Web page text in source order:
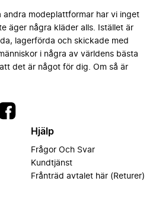
andra modeplattformar har vi inget
äger några kläder alls. Istället är
lagerförda och skickade med
i några av världens bästa
det är något för dig. Om så är
Hjälp
Frågor Och Svar
Kundtjänst
Frånträd avtalet här (Returer)